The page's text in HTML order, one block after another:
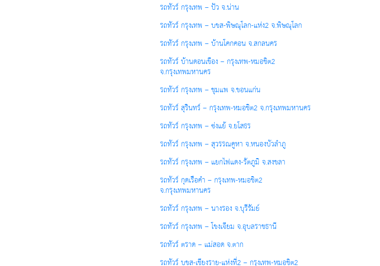
รถทัวร์ กรุงเทพ – ปัว จ.น่าน
รถทัวร์ กรุงเทพ – บขส-พิษณุโลก-แห่ง2 จ.พิษณุโลก
รถทัวร์ กรุงเทพ – บ้านโคกคอน จ.สกลนคร
รถทัวร์ บ้านดอนเขือง – กรุงเทพ-หมอชิต2
จ.กรุงเทพมหานคร
รถทัวร์ กรุงเทพ – ชุมแพ จ.ขอนแก่น
รถทัวร์ สุรินทร์ – กรุงเทพ-หมอชิต2 จ.กรุงเทพมหานคร
รถทัวร์ กรุงเทพ – ซ่งแย้ จ.ยโสธร
รถทัวร์ กรุงเทพ – สุวรรณคูหา จ.หนองบัวลำภู
รถทัวร์ กรุงเทพ – แยกไฟแดง-รัตภูมิ จ.สงขลา
รถทัวร์ กุดเรือคำ – กรุงเทพ-หมอชิต2
จ.กรุงเทพมหานคร
รถทัวร์ กรุงเทพ – นางรอง จ.บุรีรัมย์
รถทัวร์ กรุงเทพ – โขงเจียม จ.อุบลราชธานี
รถทัวร์ ตราด – แม่สอด จ.ตาก
รถทัวร์ บขส-เชียงราย-แห่งที่2 – กรุงเทพ-หมอชิต2